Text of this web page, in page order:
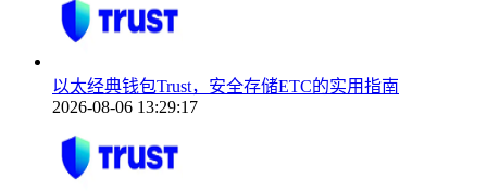
以太经典钱包Trust，安全存储ETC的实用指南
2026-08-06 13:29:17